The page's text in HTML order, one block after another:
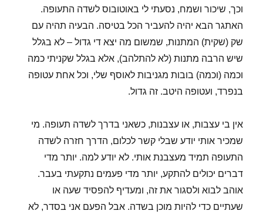
וכך, שיכור ושמח, נסעתי לי באוטובוס לשדה התעופה.
האתגר הבא יהיה להעביר הכל בטיסה. הבעיה תהיה עם
שק (שקית) המתנות, שמשום מה יצא די גדול – לא בגלל
שיש הרבה מתנות (לא להתלהב), אלא בגלל שקניתי כמה
וכמה (וכמה) בובות מגניבות לאוסף שלי, וכל אחת עטופה
בנפרד, ועטופה היטב. זה גדול.
אין בי עצבות, או עצבנות, כשאני בדרך לשדה תעופה. מי
שמכיר אותי יודע שבלי קשר לכלום, הדרך חזרה לשדה
התעופה תמיד מעצבנת אותי. לא יודע למה. יותר מדי
דברים יכולים להתקע, יותר מדי פעמים נתקעתי בעבר.
אוהב לבוא ולסגור את זה, ומעדיף להפסיד שעה או
שעתיים כדי להיות מוכן בשדה. אבל הפעם אני בסדר, לא